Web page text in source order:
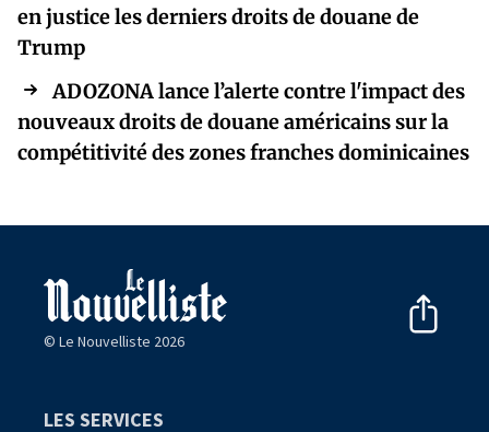
en justice les derniers droits de douane de
Trump
ADOZONA lance l’alerte contre l'impact des
nouveaux droits de douane américains sur la
compétitivité des zones franches dominicaines
© Le Nouvelliste 2026
LES SERVICES